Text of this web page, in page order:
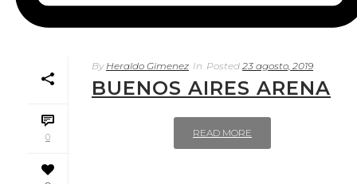
0
By Heraldo Gimenez In Posted 23 agosto, 2019
BUENOS AIRES ARENA
READ MORE